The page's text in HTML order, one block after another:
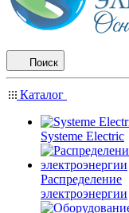
Поиск
Каталог
Systeme Electric
Распределение
электроэнергии